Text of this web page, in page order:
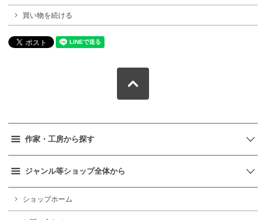
買い物を続ける
作家・工房から探す
ジャンル等ショップ全体から
ショップホーム